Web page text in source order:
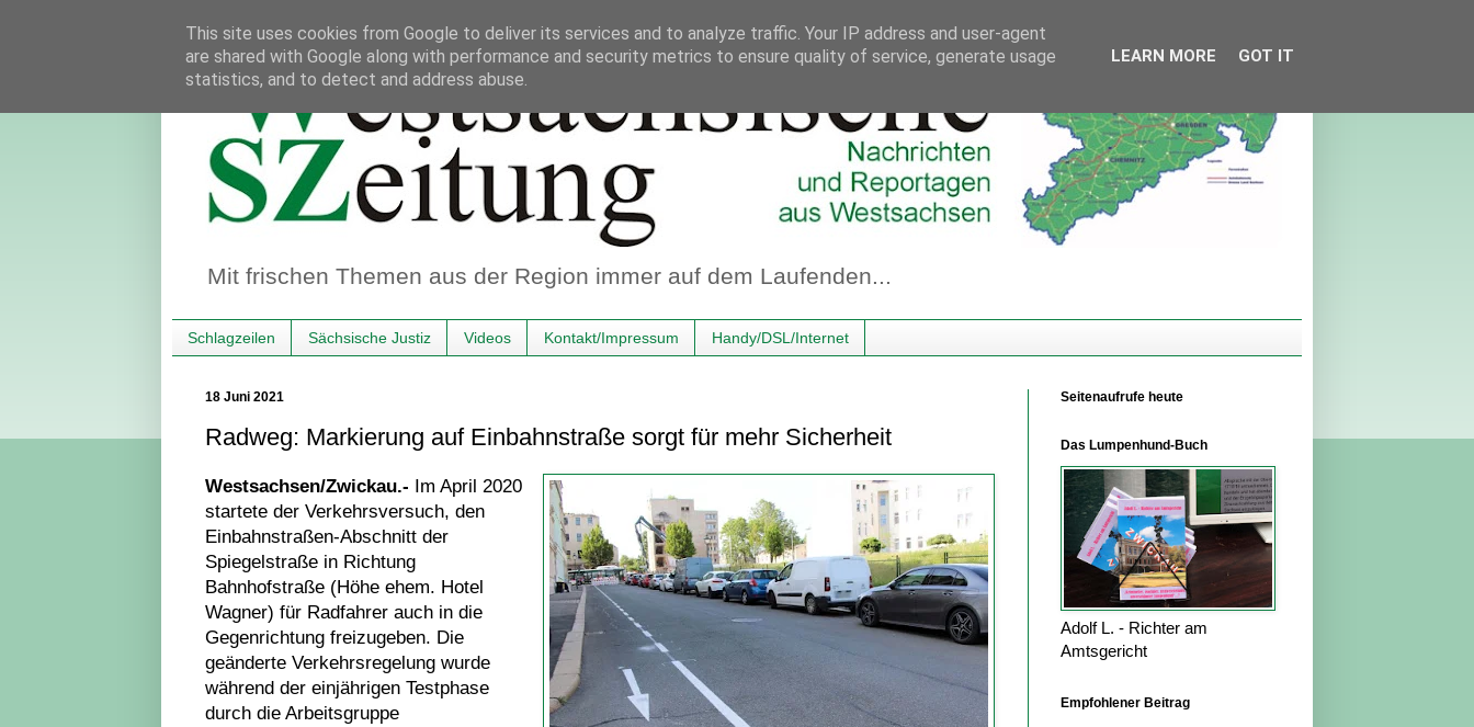
Mit frischen Themen aus der Region immer auf dem Laufenden...
Schlagzeilen Sächsische Justiz Videos Kontakt/Impressum Handy/DSL/Internet
18 Juni 2021
Radweg: Markierung auf Einbahnstraße sorgt für mehr Sicherheit
Westsachsen/Zwickau.- Im April 2020
startete der Verkehrsversuch, den
Einbahnstraßen-Abschnitt der
Spiegelstraße in Richtung
Bahnhofstraße (Höhe ehem. Hotel
Wagner) für Radfahrer auch in die
Gegenrichtung freizugeben. Die
geänderte Verkehrsregelung wurde
während der einjährigen Testphase
durch die Arbeitsgruppe
Seitenaufrufe heute
Das Lumpenhund-Buch
Adolf L. - Richter am
Amtsgericht
Empfohlener Beitrag
This site uses cookies from Google to deliver its services and to analyze traffic. Your IP address and user-agent
are shared with Google along with performance and security metrics to ensure quality of service, generate usage
statistics, and to detect and address abuse.
LEARN MORE GOT IT